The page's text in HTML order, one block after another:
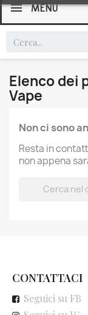
MENU
Elenco dei
Vape
Non ci sono
Resta in
non appena
CONTATTACI
Seguici su FB